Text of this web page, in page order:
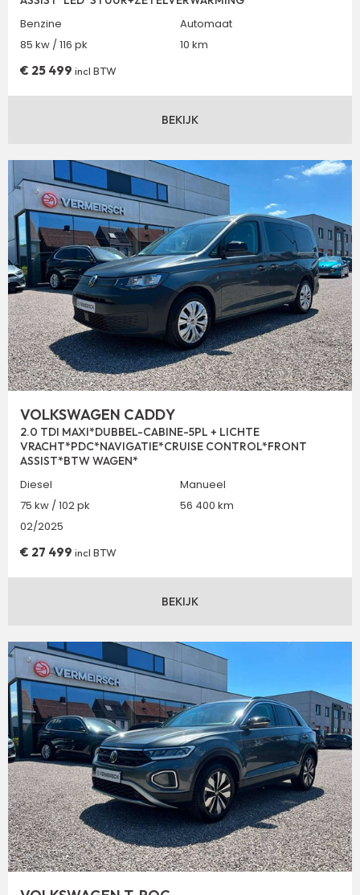
Benzine
Automaat
85 kw / 116 pk
10 km
€ 25 499 incl BTW
BEKIJK
VOLKSWAGEN CADDY
2.0 TDI MAXI*DUBBEL-CABINE-5PL + LICHTE
VRACHT*PDC*NAVIGATIE*CRUISE CONTROL*FRONT
ASSIST*BTW WAGEN*
Diesel
Manueel
75 kw / 102 pk
56 400 km
02/2025
€ 27 499 incl BTW
BEKIJK